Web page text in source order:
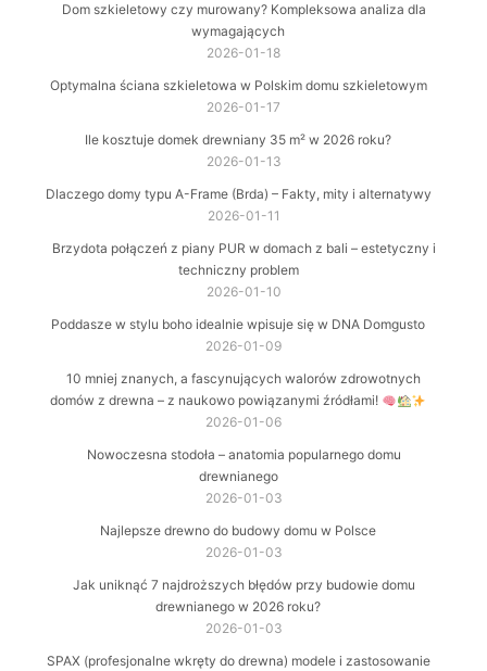
Dom szkieletowy czy murowany? Kompleksowa analiza dla
wymagających
2026-01-18
Optymalna ściana szkieletowa w Polskim domu szkieletowym
2026-01-17
Ile kosztuje domek drewniany 35 m² w 2026 roku?
2026-01-13
Dlaczego domy typu A-Frame (Brda) – Fakty, mity i alternatywy
2026-01-11
Brzydota połączeń z piany PUR w domach z bali – estetyczny i
techniczny problem
2026-01-10
Poddasze w stylu boho idealnie wpisuje się w DNA Domgusto
2026-01-09
10 mniej znanych, a fascynujących walorów zdrowotnych
domów z drewna – z naukowo powiązanymi źródłami!
2026-01-06
Nowoczesna stodoła – anatomia popularnego domu
drewnianego
2026-01-03
Najlepsze drewno do budowy domu w Polsce
2026-01-03
Jak uniknąć 7 najdroższych błędów przy budowie domu
drewnianego w 2026 roku?
2026-01-03
SPAX (profesjonalne wkręty do drewna) modele i zastosowanie